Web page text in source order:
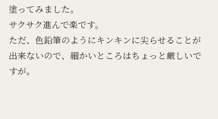
塗ってみました。
サクサク進んで楽です。
ただ、色鉛筆のようにキンキンに尖らせることが
出来ないので、細かいところはちょっと厳しいで
すが。